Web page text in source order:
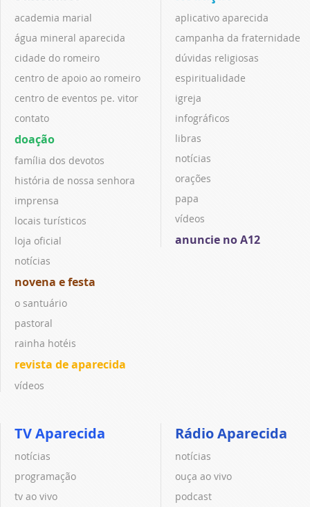
academia marial
água mineral aparecida
cidade do romeiro
centro de apoio ao romeiro
centro de eventos pe. vitor
contato
doação
família dos devotos
história de nossa senhora
imprensa
locais turísticos
loja oficial
notícias
novena e festa
o santuário
pastoral
rainha hotéis
revista de aparecida
vídeos
aplicativo aparecida
campanha da fraternidade
dúvidas religiosas
espiritualidade
igreja
infográficos
libras
notícias
orações
papa
vídeos
anuncie no A12
TV Aparecida
notícias
programação
tv ao vivo
Rádio Aparecida
notícias
ouça ao vivo
podcast